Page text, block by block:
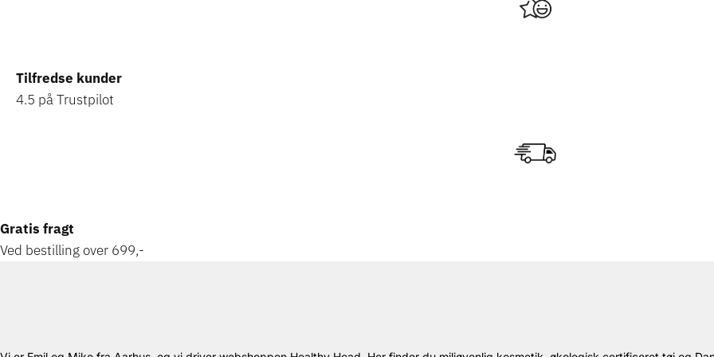
Tilfredse kunder
4.5 på Trustpilot
Gratis fragt
Ved bestilling over 699,-